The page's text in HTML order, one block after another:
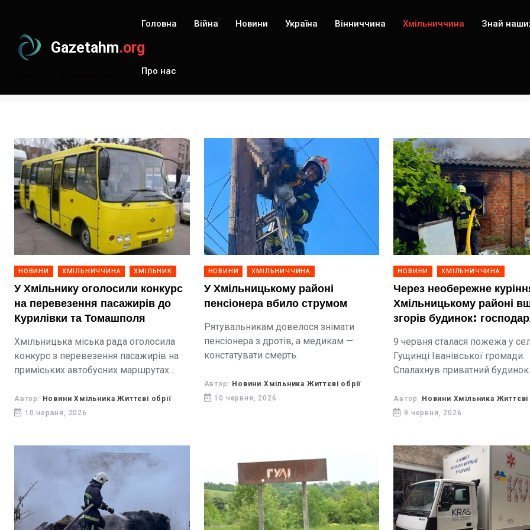
Gazetahm.org
Головна Війна Новини Україна Вінниччина Хмільниччина Знай
Про нас
НОВИНИ ХМІЛЬНИЧЧИНА ХМІЛЬНИК
У Хмільнику оголосили конкурс
на перевезення пасажирів до
Курилівки та Томашполя
Хмільницька міська рада оголосила
конкурс з перевезення пасажирів на
приміських автобусних маршрутах
– Томашпіль». До участі запрошують
перевізників, які відповідають
Автор: Новини Хмільника Життєві обрії
10 червня, 2026
НОВИНИ ХМІЛЬНИЧЧИНА
У Хмільницькому районі
пенсіонера вбило струмом
Рятувальникам довелося знімати
пенсіонера з дротів, а медикам —
констатувати смерть.
Автор: Новини Хмільника Життєві обрії
10 червня, 2026
НОВИНИ ХМІЛЬНИЧЧИНА
Через необережне
Хмільницькому районі
згорів будинок:
9 червня сталася пожежа у
Гущинці Іванівської громади.
Спалахнув приватний будинок.
отруєннями продуктами
Автор: Новини Хмільника Життєві
9 червня, 2026